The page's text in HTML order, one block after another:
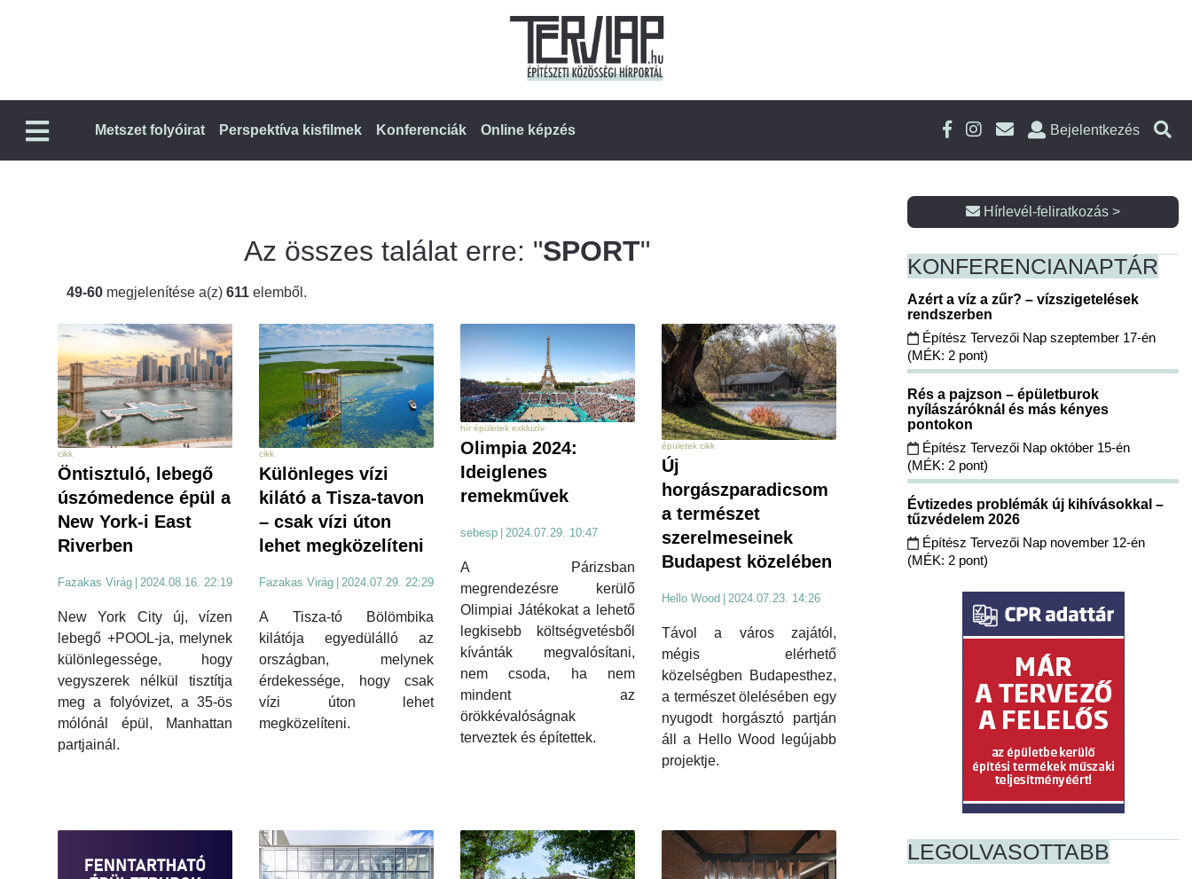
Metszet folyóirat Perspektíva kisfilmek Konferenciák Online képzés Bejelentkezés
Az összes találat erre: "SPORT"
49-60 megjelenítése a(z) 611 elemből.
cikk
Öntisztuló, lebegő
úszómedence épül a
New York-i East
Riverben
Fazakas Virág 2024.08.16. 22:19
New York City új, vízen
lebegő +POOL-ja, melynek
különlegessége, hogy
vegyszerek nélkül tisztítja
meg a folyóvizet, a 35-ös
mólónál épül, Manhattan
partjainál.
cikk
Különleges vízi
kilátó a Tisza-tavon
– csak vízi úton
lehet megközelíteni
Fazakas Virág 2024.07.29. 22:29
A Tisza-tó Bölömbika
kilátója egyedülálló az
országban, melynek
érdekessége, hogy csak
vízi úton lehet
megközelíteni.
hír épületek exkluzív
Olimpia 2024:
Ideiglenes
remekművek
sebesp | 2024.07.29. 10:47
A Párizsban
megrendezésre kerülő
Olimpiai Játékokat a lehető
legkisebb költségvetésből
kívánták megvalósítani,
nem csoda, ha nem
mindent az
örökkévalóságnak
terveztek és építettek.
épületek cikk
Új
horgászparadicsom
a természet
szerelmeseinek
Budapest közelében
Hello Wood 2024.07.23. 14:26
Távol a város zajától,
mégis elérhető
közelségben Budapesthez,
a természet ölelésében egy
nyugodt horgásztó partján
áll a Hello Wood legújabb
projektje.
Hírlevél-feliratkozás >
KONFERENCIANAPTÁR
Azért a víz a zűr? – vízszigetelések
rendszerben
Építész Tervezői Nap szeptember 17-én
(MÉK: 2 pont)
Rés a pajzson – épületburok
nyílászáróknál és más kényes
pontokon
Építész Tervezői Nap október 15-én
(MÉK: 2 pont)
Évtizedes problémák új kihívásokkal –
tűzvédelem 2026
Építész Tervezői Nap november 12-én
(MÉK: 2 pont)
LEGOLVASOTTABB